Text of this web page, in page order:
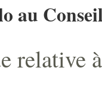
au
relative